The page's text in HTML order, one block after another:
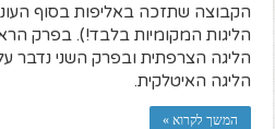
הקבוצה שתזכה באליפות בסוף
הליגות המקומיות בלבד!). בפרק
הליגה הצרפתית ובפרק השני
הליגה האיטלקית.
המשך לקרוא »